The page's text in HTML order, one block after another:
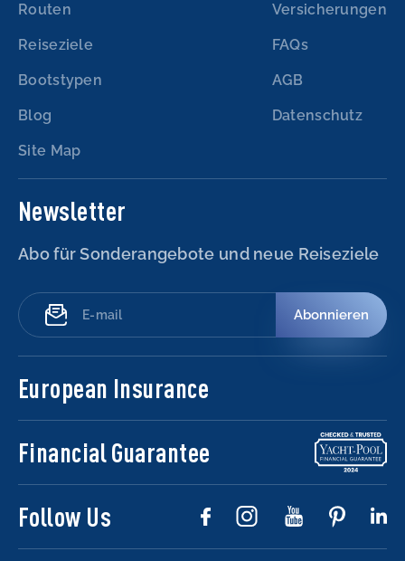
Routen
Reiseziele
Bootstypen
Blog
Site Map
Versicherungen
FAQs
AGB
Datenschutz
Newsletter
Abo für Sonderangebote und neue Reiseziele
Abonnieren
European Insurance
Financial Guarantee
Follow Us